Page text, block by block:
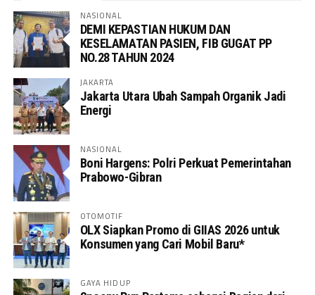
NASIONAL
DEMI KEPASTIAN HUKUM DAN
KESELAMATAN PASIEN, FIB GUGAT PP
NO.28 TAHUN 2024
JAKARTA
Jakarta Utara Ubah Sampah Organik Jadi
Energi
NASIONAL
Boni Hargens: Polri Perkuat Pemerintahan
Prabowo-Gibran
OTOMOTIF
OLX Siapkan Promo di GIIAS 2026 untuk
Konsumen yang Cari Mobil Baru*
GAYA HIDUP